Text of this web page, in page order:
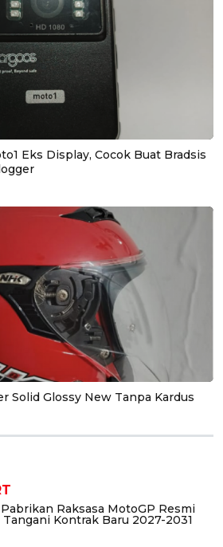
Eks Display, Cocok Buat Bradsis
Solid Glossy New Tanpa Kardus
Pabrikan Raksasa MotoGP Resmi
Tangani Kontrak Baru 2027-2031